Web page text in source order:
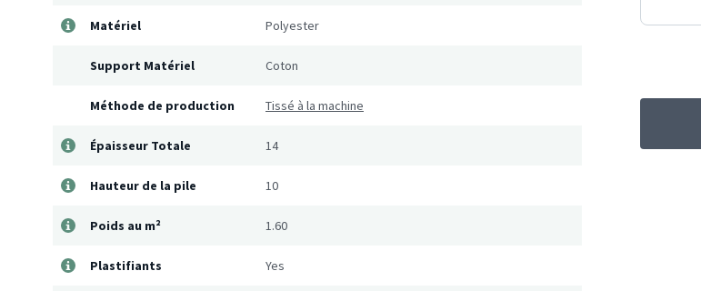
Matériel Polyester
Support Matériel Coton
Méthode de production Tissé à la machine
Épaisseur Totale 14
Hauteur de la pile 10
Poids au m² 1.60
Plastifiants Yes